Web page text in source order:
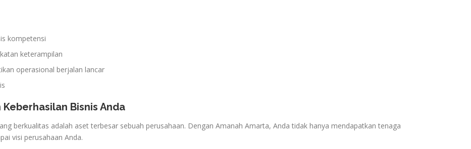
kompetensi
keterampilan
operasional berjalan lancar
Bisnis Anda
berkualitas adalah aset terbesar sebuah perusahaan. Dengan Amanah Amarta, Anda tidak hanya mendapatkan tenaga
visi perusahaan Anda.